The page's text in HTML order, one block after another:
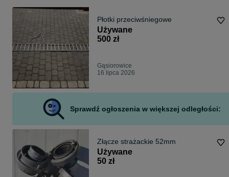
Płotki przeciwśniegowe
Używane
500 zł
Gąsiorowice
16 lipca 2026
Sprawdź ogłoszenia w większej odległości:
Złącze strażackie 52mm
Używane
50 zł